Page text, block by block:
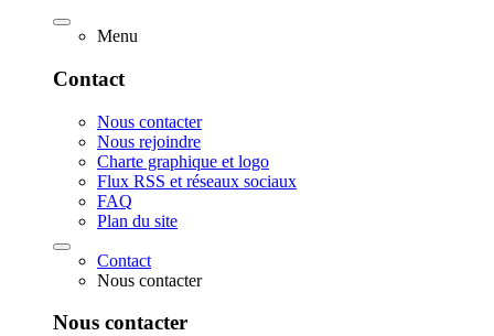
Menu
Contact
Nous contacter
Nous rejoindre
Charte graphique et logo
Flux RSS et réseaux sociaux
FAQ
Plan du site
Contact
Nous contacter
Nous contacter